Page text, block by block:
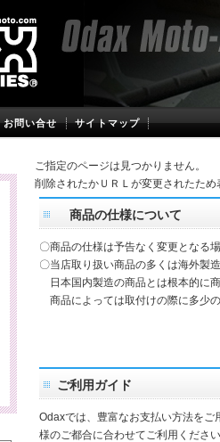
お問い合せ サイトマップ
ご指定のページは見つかりません。
削除されたかＵＲＬが変更されたた
商品の仕様について
〇商品の仕様は予告なく変更となる
〇当店取り扱い商品の多くは海外製
日本国内製造の商品とは根本的に
商品によっては取付けの際に多少
ご利用ガイド
Odaxでは、豊富なお支払い方法を
様のご都合に合わせてご利用くださ